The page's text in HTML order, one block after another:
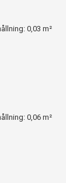
0,03 m²
0,06 m²